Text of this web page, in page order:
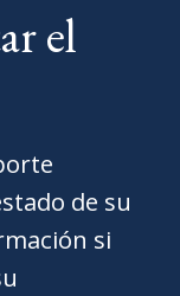
el
de su
si